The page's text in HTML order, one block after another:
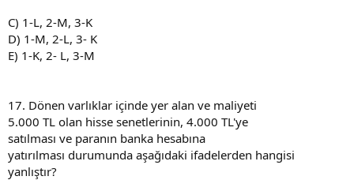
C) 1-L, 2-M, 3-K
D) 1-M, 2-L, 3- K
E) 1-K, 2- L, 3-M
17. Dönen varlıklar içinde yer alan ve maliyeti
5.000 TL olan hisse senetlerinin, 4.000 TL'ye
satılması ve paranın banka hesabına
yatırılması durumunda aşağıdaki ifadelerden hangisi
yanlıştır?